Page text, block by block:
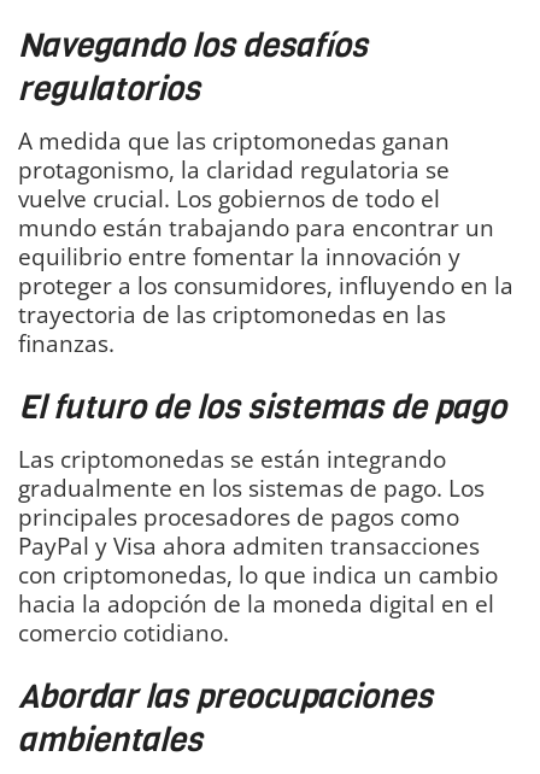
Navegando los desafíos
regulatorios
A medida que las criptomonedas ganan
protagonismo, la claridad regulatoria se
vuelve crucial. Los gobiernos de todo el
mundo están trabajando para encontrar un
equilibrio entre fomentar la innovación y
proteger a los consumidores, influyendo en la
trayectoria de las criptomonedas en las
finanzas.
El futuro de los sistemas de pago
Las criptomonedas se están integrando
gradualmente en los sistemas de pago. Los
principales procesadores de pagos como
PayPal y Visa ahora admiten transacciones
con criptomonedas, lo que indica un cambio
hacia la adopción de la moneda digital en el
comercio cotidiano.
Abordar las preocupaciones
ambientales